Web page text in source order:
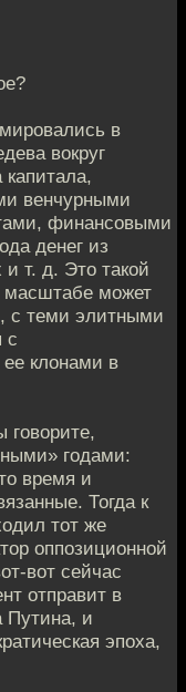
в
вокруг
капитала,
венчурными
финансовыми
денег из
т. д. Это такой
масштабе может
с теми элитными
с
клонами в
годами:
время и
Тогда к
тот же
оппозиционной
вот сейчас
отправит в
Путина, и
эпоха,